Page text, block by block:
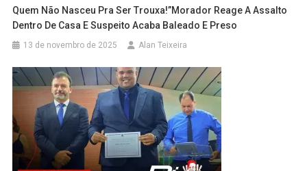
Quem Não Nasceu Pra Ser Trouxa!”Morador Reage A Assalto
Dentro De Casa E Suspeito Acaba Baleado E Preso
13 de novembro de 2025 Alan Teixeira